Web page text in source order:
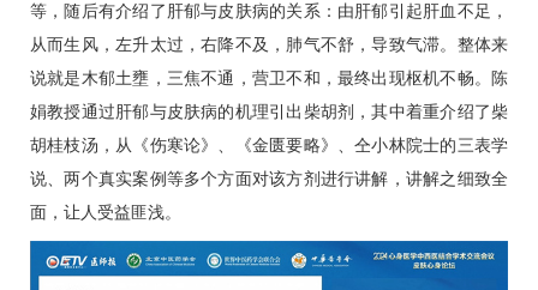
等，随后有介绍了肝郁与皮肤病的关系：由肝郁引起肝血不足，
从而生风，左升太过，右降不及，肺气不舒，导致气滞。整体来
说就是木郁土壅，三焦不通，营卫不和，最终出现枢机不畅。陈
娟教授通过肝郁与皮肤病的机理引出柴胡剂，其中着重介绍了柴
胡桂枝汤，从《伤寒论》、《金匮要略》、仝小林院士的三表学
说、两个真实案例等多个方面对该方剂进行讲解，讲解之细致全
面，让人受益匪浅。